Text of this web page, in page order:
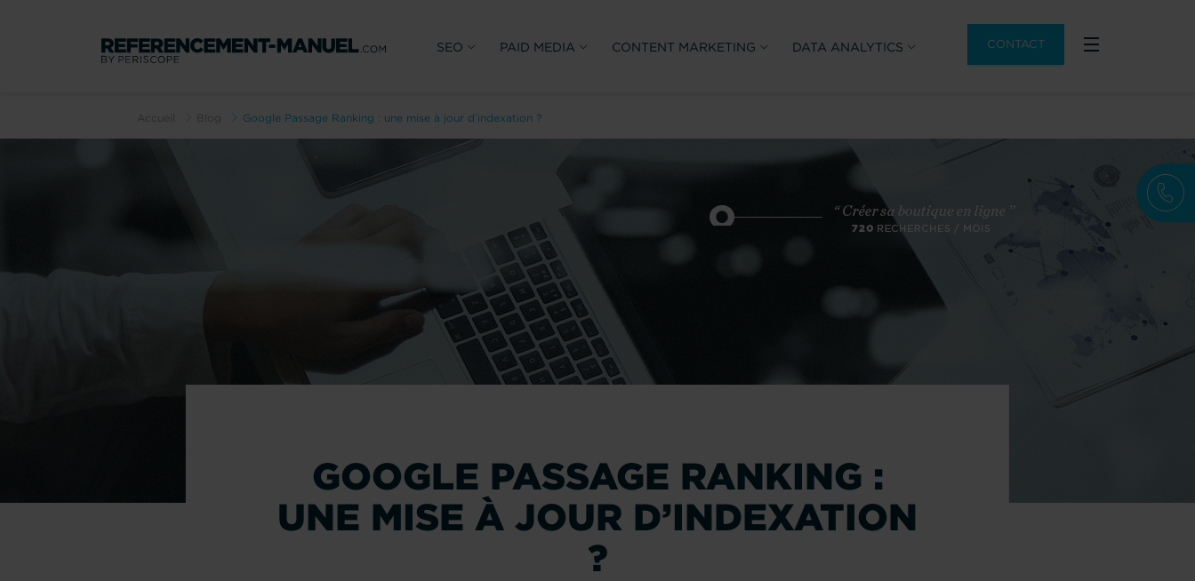
SEO PAID MEDIA CONTENT MARKETING DATA ANALYTICS CONTACT
Accueil Google Passage Ranking : une mise à jour d’indexation ?
GOOGLE PASSAGE RANKING :
UNE MISE À JOUR D’INDEXATION
?